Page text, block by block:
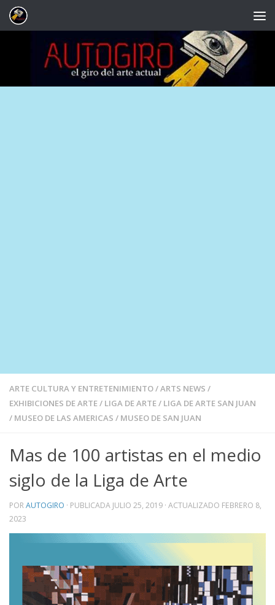
Saltar al contenido
ARTE CULTURA Y ENTRETENIMIENTO/ARTS NEWS /
EXHIBICIONES DE ARTE/ LIGA DE ARTE/ LIGA DE ARTE SAN JUAN
/ MUSEO DE LAS AMERICAS / MUSEO DE SAN JUAN
Mas de 100 artistas en el medio
siglo de la Liga de Arte
PORAUTOGIRO · PUBLICADA JULIO 25, 2019 · ACTUALIZADO FEBRERO 8,
2023